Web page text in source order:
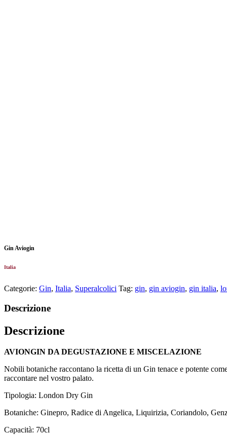
Gin Aviogin
Italia
Categorie: Gin, Italia, Superalcolici Tag: gin, gin aviogin, gin italia,
Descrizione
Descrizione
AVIONGIN DA DEGUSTAZIONE E MISCELAZIONE
Nobili botaniche raccontano la ricetta di un Gin tenace e potente
raccontare nel vostro palato.
Tipologia: London Dry Gin
Botaniche: Ginepro, Radice di Angelica, Liquirizia, Coriandolo,
Capacità: 70cl